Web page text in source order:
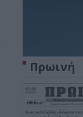
Πρωινή